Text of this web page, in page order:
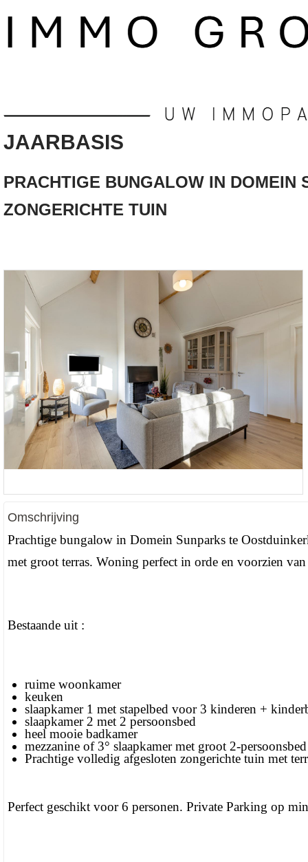
JAARBASIS
PRACHTIGE BUNGALOW IN DOMEIN
ZONGERICHTE TUIN
Omschrijving
Prachtige bungalow in Domein Sunparks te
met groot terras. Woning perfect in orde en voorzien
Bestaande uit :
ruime woonkamer
keuken
slaapkamer 1 met stapelbed voor 3 kinderen +
slaapkamer 2 met 2 persoonsbed
heel mooie badkamer
mezzanine of 3° slaapkamer met groot 2-persoonsbed
Prachtige volledig afgesloten zongerichte tuin met
Perfect geschikt voor 6 personen. Private Parking op